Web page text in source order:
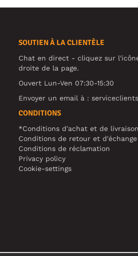
SOUTIEN À LA CLIENTÈLE
Chat en direct - cliquez sur
droite de la page.
Ouvert Lun-Ven 07:30-15:30
Envoyer un email à :
CONDITIONS
*Conditions d'achat et de livraison
Conditions de retour et d'échange
Conditions de réclamation
Privacy policy
Cookie-settings